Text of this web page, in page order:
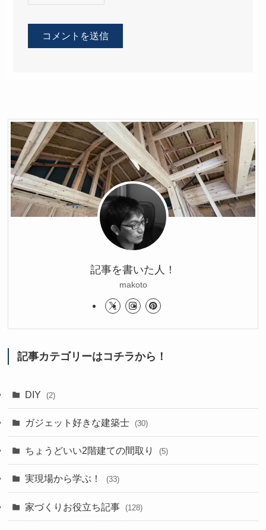
記事を書いた人！
makoto
記事カテゴリーはコチラから！
DIY (2)
ガジェット好きな建築士 (30)
ちょうどいい2階建ての間取り (5)
実現場から学ぶ！ (33)
家づくりお役立ち記事 (128)